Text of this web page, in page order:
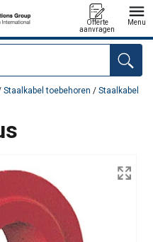
Offerte
aanvragen
Menu
Staalkabel toebehoren / Staalkabel